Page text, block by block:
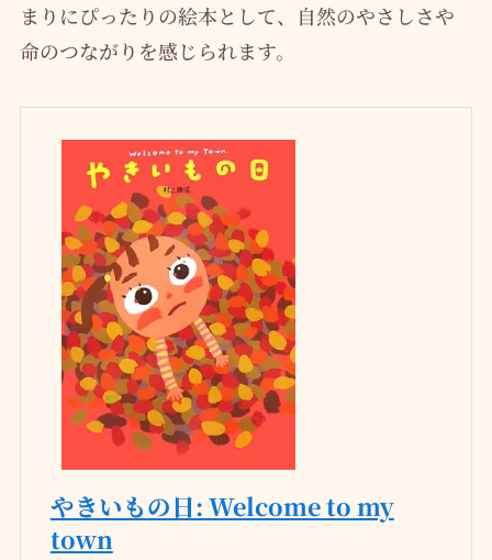
まりにぴったりの絵本として、自然のやさしさや
命のつながりを感じられます。
やきいもの日: Welcome to my
town